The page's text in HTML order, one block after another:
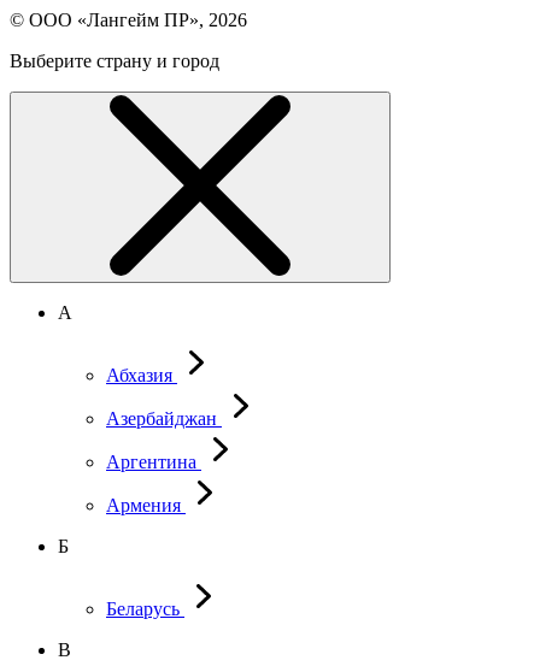
© ООО «Лангейм ПР», 2026
Выберите страну и город
А
Абхазия
Азербайджан
Аргентина
Армения
Б
Беларусь
В